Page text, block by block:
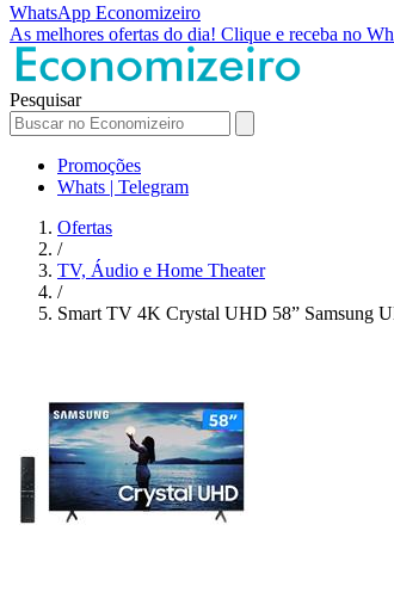
WhatsApp Economizeiro
As melhores ofertas do dia! Clique e receba no
Pesquisar
Promoções
Whats | Telegram
Ofertas
/
TV, Áudio e Home Theater
/
Smart TV 4K Crystal UHD 58”